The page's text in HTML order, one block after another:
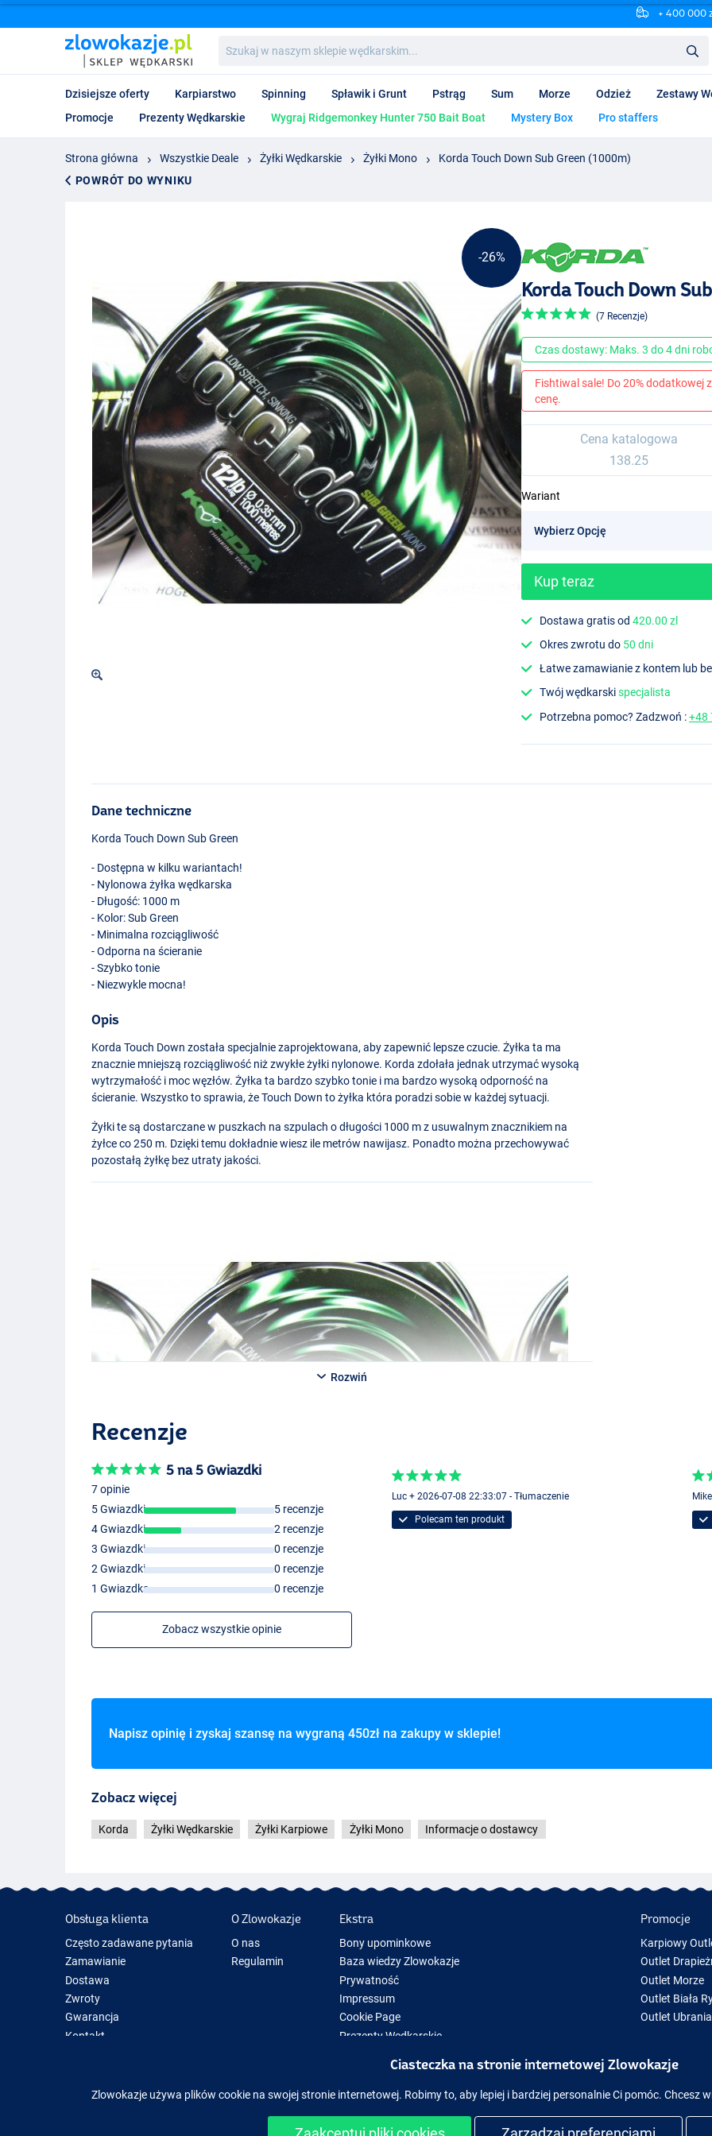
+ 400 000
w
naszym
wędkarskim...
Dzisiejsze oferty Karpiarstwo Spinning Spławik i Grunt Pstrąg Sum Morze Odzież Zestawy
Promocje
Prezenty Wędkarskie Wygraj Ridgemonkey Hunter 750 Bait Boat Mystery Box Pro staffers
Strona główna Wszystkie Deale Żyłki Wędkarskie Żyłki Mono
Korda Touch Down Sub Green (1000m)
POWRÓT DO WYNIKU
-26%
Korda Touch Down
(7 Recenzje)
Czas dostawy: Maks. 3 do 4 dni
Fishtiwal sale! Do 20% dodatkowej
cenę.
Cena katalogowa
138.25
Wariant
Kup teraz
Dostawa gratis od420.00 zl
Okres zwrotu do 50 dni
Łatwe zamawianie z kontem lub
Twój wędkarskispecjalista
Potrzebna pomoc? Zadzwoń :+48
Dane techniczne
Korda Touch Down Sub Green
- Dostępna w kilku wariantach!
- Nylonowa żyłka wędkarska
- Długość: 1000 m
- Kolor: Sub Green
- Minimalna rozciągliwość
- Odporna na ścieranie
- Szybko tonie
- Niezwykle mocna!
Opis
Korda Touch Down została specjalnie zaprojektowana, aby zapewnić lepsze czucie. Żyłka ta ma
znacznie mniejszą rozciągliwość niż zwykłe żyłki nylonowe. Korda zdołała jednak utrzymać wysoką
wytrzymałość i moc węzłów. Żyłka ta bardzo szybko tonie i ma bardzo wysoką odporność na
ścieranie. Wszystko to sprawia, że Touch Down to żyłka która poradzi sobie w każdej sytuacji.
Żyłki te są dostarczane w puszkach na szpulach o długości 1000 m z usuwalnym znacznikiem na
żyłce co 250 m. Dzięki temu dokładnie wiesz ile metrów nawijasz. Ponadto można przechowywać
pozostałą żyłkę bez utraty jakości.
Rozwiń
Recenzje
5 na 5 Gwiazdki
7 opinie
5 Gwiazdki
5 recenzje
4 Gwiazdki
2 recenzje
3 Gwiazdki
0 recenzje
2 Gwiazdki
0 recenzje
1 Gwiazdka
0 recenzje
Zobacz wszystkie opinie
Luc + 2026-07-08 22:33:07 - Tłumaczenie
Polecam ten produkt
Napisz opinię i zyskaj szansę na wygraną 450zł na zakupy w sklepie!
Zobacz więcej
Korda Żyłki Wędkarskie Żyłki Karpiowe Żyłki Mono Informacje o dostawcy
Obsługa klienta
Często zadawane pytania
Zamawianie
Dostawa
Zwroty
Gwarancja
Kontakt
O Zlowokazje
O nas
Regulamin
Ekstra
Bony upominkowe
Baza wiedzy Zlowokazje
Prywatność
Impressum
Cookie Page
Prezenty Wędkarskie
Sprzęt wędkarski chwilowo niedostępny w magazynie
Promocje
Karpiowy
Outlet
Outlet Morze
Outlet Biała
Outlet Ubrania
Ciasteczka na stronie internetowej Zlowokazje
Zlowokazje używa plików cookie na swojej stronie internetowej. Robimy to, aby lepiej i bardziej personalnie Ci pomóc. Chcesz